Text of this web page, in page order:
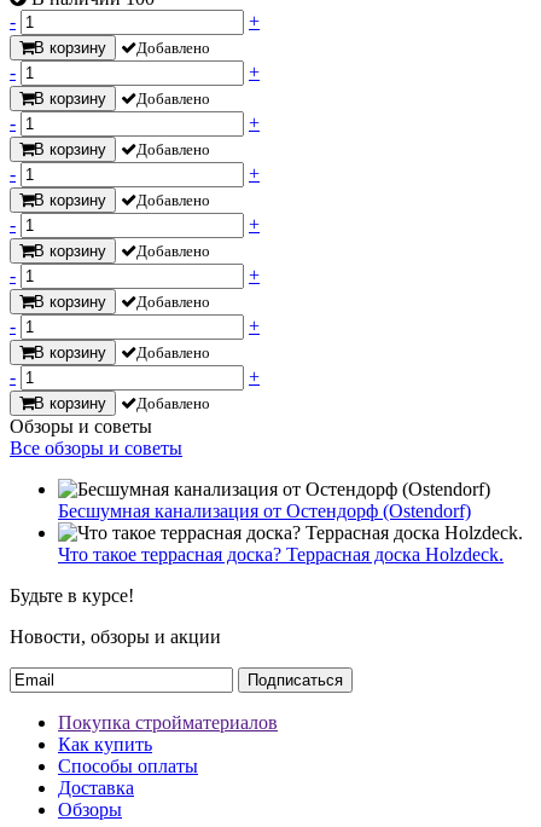
-
+
В корзину Добавлено
- +
В корзину Добавлено
- +
В корзину Добавлено
- +
В корзину Добавлено
- +
В корзину Добавлено
- +
В корзину Добавлено
- +
В корзину Добавлено
- +
В корзину Добавлено
Обзоры и советы
Все обзоры и советы
Бесшумная канализация от Остендорф (Ostendorf)
Что такое террасная доска? Террасная доска Holzdeck.
Будьте в курсе!
Новости, обзоры и акции
Подписаться
Покупка стройматериалов
Как купить
Способы оплаты
Доставка
Обзоры